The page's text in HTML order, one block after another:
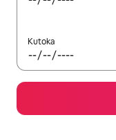
Kutoka